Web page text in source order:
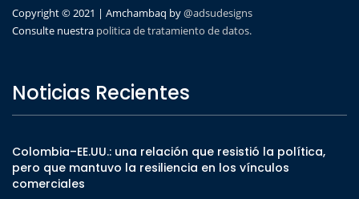
Copyright © 2021 | Amchambaq by@adsudesigns
Consulte nuestra politica de tratamiento de datos.
Noticias Recientes
Colombia–EE.UU.: una relación que resistió la política,
pero que mantuvo la resiliencia en los vínculos
comerciales